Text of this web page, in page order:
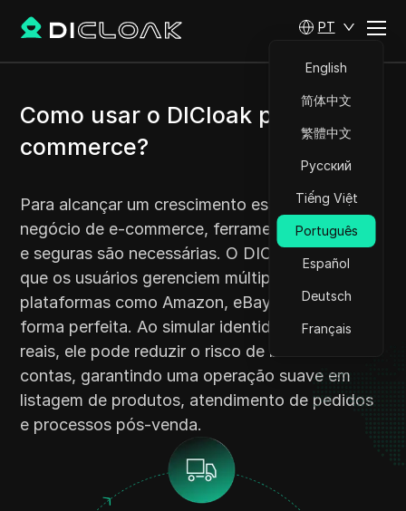
PT
English
简体中文
繁體中文
Русский
Tiếng Việt
Português
Español
Deutsch
Français
Como usar o DICloak para e-
commerce?
Para alcançar um crescimento estável em seu
negócio de e-commerce, ferramentas eficientes
e seguras são necessárias. O DICloak permite
que os usuários gerenciem múltiplas contas em
plataformas como Amazon, eBay e Shopee de
forma perfeita. Ao simular identidades digitais
reais, ele pode reduzir o risco de banimento de
contas, garantindo uma operação suave em
listagem de produtos, atendimento de pedidos
e processos pós-venda.